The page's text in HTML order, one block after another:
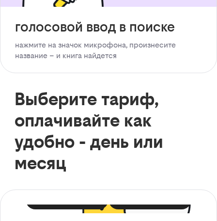
голосовой ввод в поиске
нажмите на значок микрофона, произнесите
название – и книга найдется
Выберите тариф,
оплачивайте как
удобно - день или
месяц